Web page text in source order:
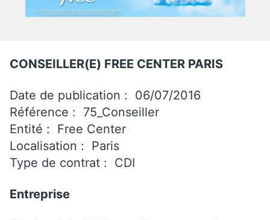
CONSEILLER(E) FREE CENTER PARIS
Date de publication : 06/07/2016
Référence : 75_Conseiller
Entité : Free Center
Localisation : Paris
Type de contrat : CDI
Entreprise